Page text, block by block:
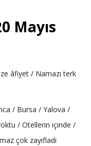
Mayıs
âfiyet / Namazı terk
/ Bursa / Yalova /
/ Otellerin içinde /
çok zayıfladı